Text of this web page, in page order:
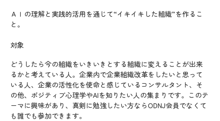
ＡＩの理解と実践的活用を通じて“イキイキした組織”を作るこ
と。
対象
どうしたら今の組織をいきいきとする組織に変えることが出来
るかと考えている人。企業内で企業組織改革をしたいと思って
いる人、企業の活性化を使命と感じているコンサルタント、そ
の他、ポジティブ心理学やAIを知りたい人の集まりです。このテ
ーマに興味があり、真剣に勉強したい方ならODNJ会員でなくて
も誰でも参加できます。